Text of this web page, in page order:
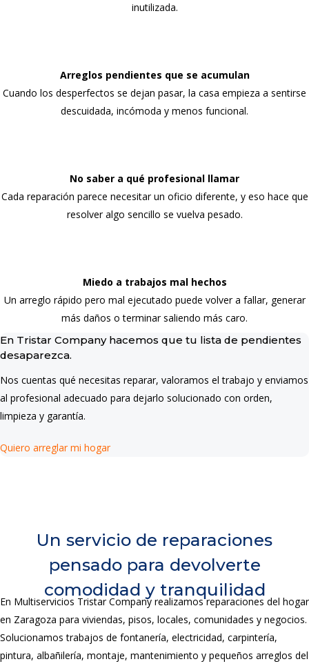
inutilizada.
Arreglos pendientes que se acumulan
Cuando los desperfectos se dejan pasar, la casa empieza a sentirse
descuidada, incómoda y menos funcional.
No saber a qué profesional llamar
Cada reparación parece necesitar un oficio diferente, y eso hace que
resolver algo sencillo se vuelva pesado.
Miedo a trabajos mal hechos
Un arreglo rápido pero mal ejecutado puede volver a fallar, generar
más daños o terminar saliendo más caro.
En Tristar Company hacemos que tu lista de pendientes
desaparezca.
Nos cuentas qué necesitas reparar, valoramos el trabajo y enviamos
al profesional adecuado para dejarlo solucionado con orden,
limpieza y garantía.
Quiero arreglar mi hogar
Un servicio de reparaciones
pensado para devolverte
comodidad y tranquilidad
En Multiservicios Tristar Company realizamos reparaciones del hogar
en Zaragoza para viviendas, pisos, locales, comunidades y negocios.
Solucionamos trabajos de fontanería, electricidad, carpintería,
pintura, albañilería, montaje, mantenimiento y pequeños arreglos del